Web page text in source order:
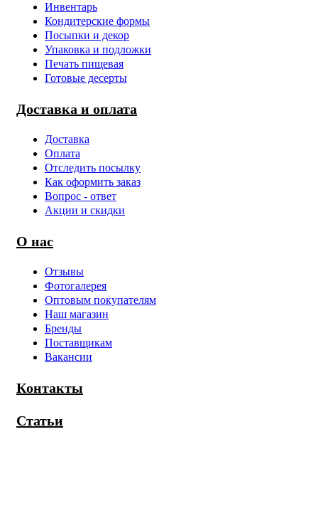
Инвентарь
Кондитерские формы
Посыпки и декор
Упаковка и подложки
Печать пищевая
Готовые десерты
Доставка и оплата
Доставка
Оплата
Отследить посылку
Как оформить заказ
Вопрос - ответ
Акции и скидки
О нас
Отзывы
Фотогалерея
Оптовым покупателям
Наш магазин
Бренды
Поставщикам
Вакансии
Контакты
Статьи